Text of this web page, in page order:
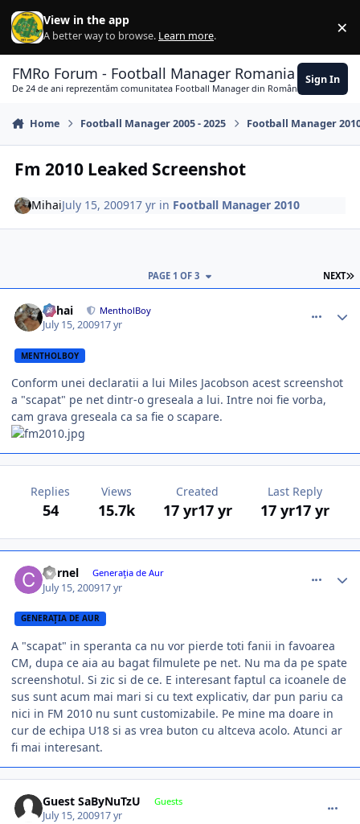
Skip to content
View in the app
A better way to browse. Learn more. ×
FMRo Forum - Football Manager Romania
De 24 de ani reprezentăm comunitatea Football Manager din România
Sign In
Home Football Manager 2005 - 2025 Football Manager
Fm 2010 Leaked Screenshot
MihaiJuly 15, 200917 yr in Football Manager 2010
NEXT
PAGE 1 OF 3
Mihai MentholBoy
July 15, 200917 yr
MENTHOLBOY
Conform unei declaratii a lui Miles Jacobson acest screenshot
a "scapat" pe net dintr-o greseala a lui. Intre noi fie vorba,
cam grava greseala ca sa fie o scapare.
Replies
54
Views
15.7k
Created
17 yr17 yr
Last Reply
17 yr17 yr
Cornel Generaţia de Aur
July 15, 200917 yr
GENERAŢIA DE AUR
A "scapat" in speranta ca nu vor pierde toti fanii in favoarea
CM, dupa ce aia au bagat filmulete pe net. Nu ma da pe spate
screenshotul. Si zic si de ce. E interesant faptul ca icoanele de
sus sunt acum mai mari si cu text explicativ, dar pun pariu ca
nici in FM 2010 nu sunt customizabile. Pe mine ma doare in
cur de echipa U18 si as vrea buton cu altceva acolo. Atunci ar
fi mai interesant.
Guest SaByNuTzU Guests
July 15, 200917 yr